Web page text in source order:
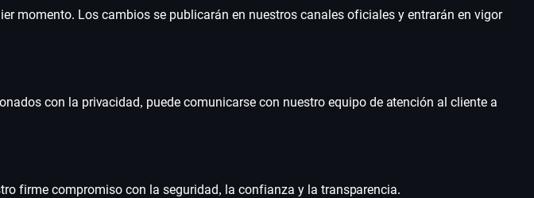
momento. Los cambios se publicarán en nuestros canales oficiales y entrarán en vigor
con la privacidad, puede comunicarse con nuestro equipo de atención al cliente a
firme compromiso con la seguridad, la confianza y la transparencia.